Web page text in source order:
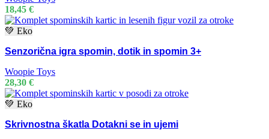
18,45 €
💚 Eko
Senzorična igra spomin, dotik in spomin 3+
Woopie Toys
28,30 €
💚 Eko
Skrivnostna škatla Dotakni se in ujemi